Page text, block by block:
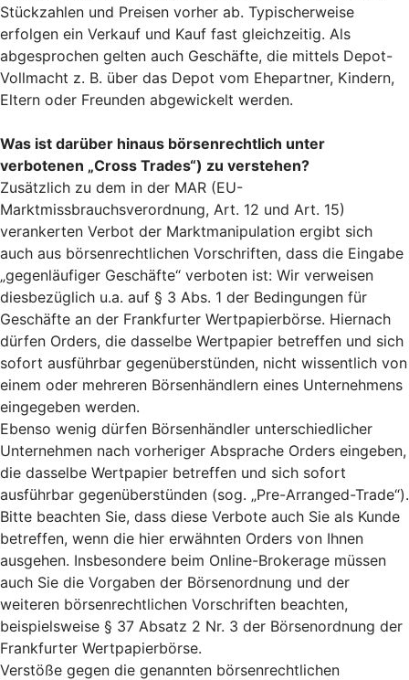
Stückzahlen und Preisen vorher ab. Typischerweise
erfolgen ein Verkauf und Kauf fast gleichzeitig. Als
abgesprochen gelten auch Geschäfte, die mittels Depot-
Vollmacht z. B. über das Depot vom Ehepartner, Kindern,
Eltern oder Freunden abgewickelt werden.
Was ist darüber hinaus börsenrechtlich unter
verbotenen „Cross Trades“) zu verstehen?
Zusätzlich zu dem in der MAR (EU-
Marktmissbrauchsverordnung, Art. 12 und Art. 15)
verankerten Verbot der Marktmanipulation ergibt sich
auch aus börsenrechtlichen Vorschriften, dass die Eingabe
„gegenläufiger Geschäfte“ verboten ist: Wir verweisen
diesbezüglich u.a. auf § 3 Abs. 1 der Bedingungen für
Geschäfte an der Frankfurter Wertpapierbörse. Hiernach
dürfen Orders, die dasselbe Wertpapier betreffen und sich
sofort ausführbar gegenüberstünden, nicht wissentlich von
einem oder mehreren Börsenhändlern eines Unternehmens
eingegeben werden.
Ebenso wenig dürfen Börsenhändler unterschiedlicher
Unternehmen nach vorheriger Absprache Orders eingeben,
die dasselbe Wertpapier betreffen und sich sofort
ausführbar gegenüberstünden (sog. „Pre-Arranged-Trade“).
Bitte beachten Sie, dass diese Verbote auch Sie als Kunde
betreffen, wenn die hier erwähnten Orders von Ihnen
ausgehen. Insbesondere beim Online-Brokerage müssen
auch Sie die Vorgaben der Börsenordnung und der
weiteren börsenrechtlichen Vorschriften beachten,
beispielsweise § 37 Absatz 2 Nr. 3 der Börsenordnung der
Frankfurter Wertpapierbörse.
Verstöße gegen die genannten börsenrechtlichen